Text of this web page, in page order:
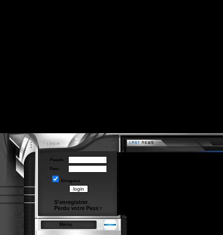
Pseudo :
Pass :
Enregistré
S'enregistrer
Perdu votre Pass ?
Menu